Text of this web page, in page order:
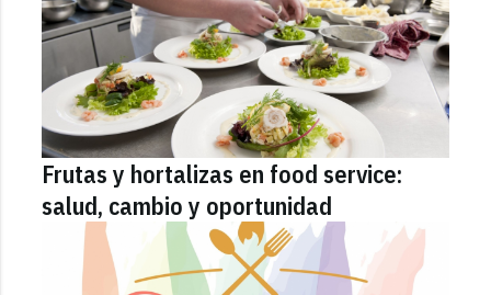
Frutas y hortalizas en food service:
salud, cambio y oportunidad